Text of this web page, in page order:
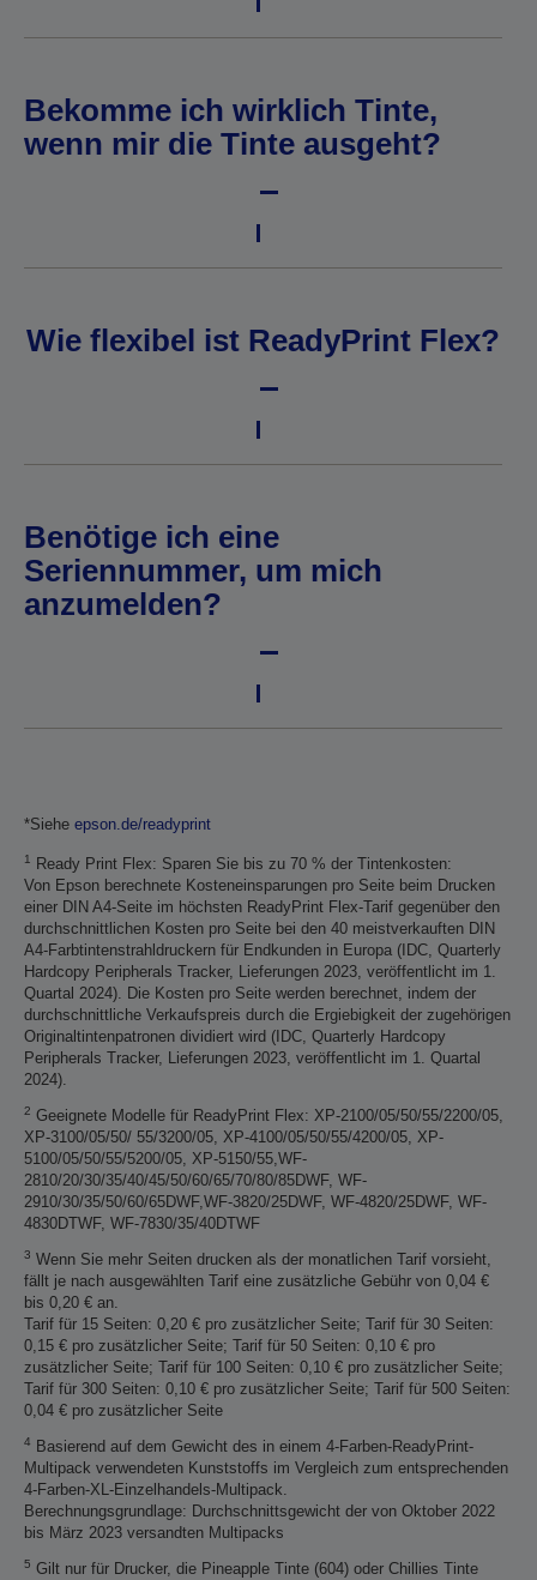
Bekomme ich wirklich Tinte,
wenn mir die Tinte ausgeht?
Wie flexibel ist ReadyPrint Flex?
Benötige ich eine
Seriennummer, um mich
anzumelden?
*Siehe epson.de/readyprint
1
Ready Print Flex: Sparen Sie bis zu 70 % der Tintenkosten:
Von Epson berechnete Kosteneinsparungen pro Seite beim Drucken
einer DIN A4-Seite im höchsten ReadyPrint Flex-Tarif gegenüber den
durchschnittlichen Kosten pro Seite bei den 40 meistverkauften DIN
A4-Farbtintenstrahldruckern für Endkunden in Europa (IDC, Quarterly
Hardcopy Peripherals Tracker, Lieferungen 2023, veröffentlicht im 1.
Quartal 2024). Die Kosten pro Seite werden berechnet, indem der
durchschnittliche Verkaufspreis durch die Ergiebigkeit der zugehörigen
Originaltintenpatronen dividiert wird (IDC, Quarterly Hardcopy
Peripherals Tracker, Lieferungen 2023, veröffentlicht im 1. Quartal
2024).
2 Geeignete Modelle für ReadyPrint Flex: XP-2100/05/50/55/2200/05,
XP-3100/05/50/ 55/3200/05, XP-4100/05/50/55/4200/05, XP-
5100/05/50/55/5200/05, XP-5150/55,WF-
2810/20/30/35/40/45/50/60/65/70/80/85DWF, WF-
2910/30/35/50/60/65DWF,WF-3820/25DWF, WF-4820/25DWF, WF-
4830DTWF, WF-7830/35/40DTWF
3 Wenn Sie mehr Seiten drucken als der monatlichen Tarif vorsieht,
fällt je nach ausgewählten Tarif eine zusätzliche Gebühr von 0,04 €
bis 0,20 € an.
Tarif für 15 Seiten: 0,20 € pro zusätzlicher Seite; Tarif für 30 Seiten:
0,15 € pro zusätzlicher Seite; Tarif für 50 Seiten: 0,10 € pro
zusätzlicher Seite; Tarif für 100 Seiten: 0,10 € pro zusätzlicher Seite;
Tarif für 300 Seiten: 0,10 € pro zusätzlicher Seite; Tarif für 500 Seiten:
0,04 € pro zusätzlicher Seite
4
Basierend auf dem Gewicht des in einem 4-Farben-ReadyPrint-
Multipack verwendeten Kunststoffs im Vergleich zum entsprechenden
4-Farben-XL-Einzelhandels-Multipack.
Berechnungsgrundlage: Durchschnittsgewicht der von Oktober 2022
bis März 2023 versandten Multipacks
5 Gilt nur für Drucker, die Pineapple Tinte (604) oder Chillies Tinte